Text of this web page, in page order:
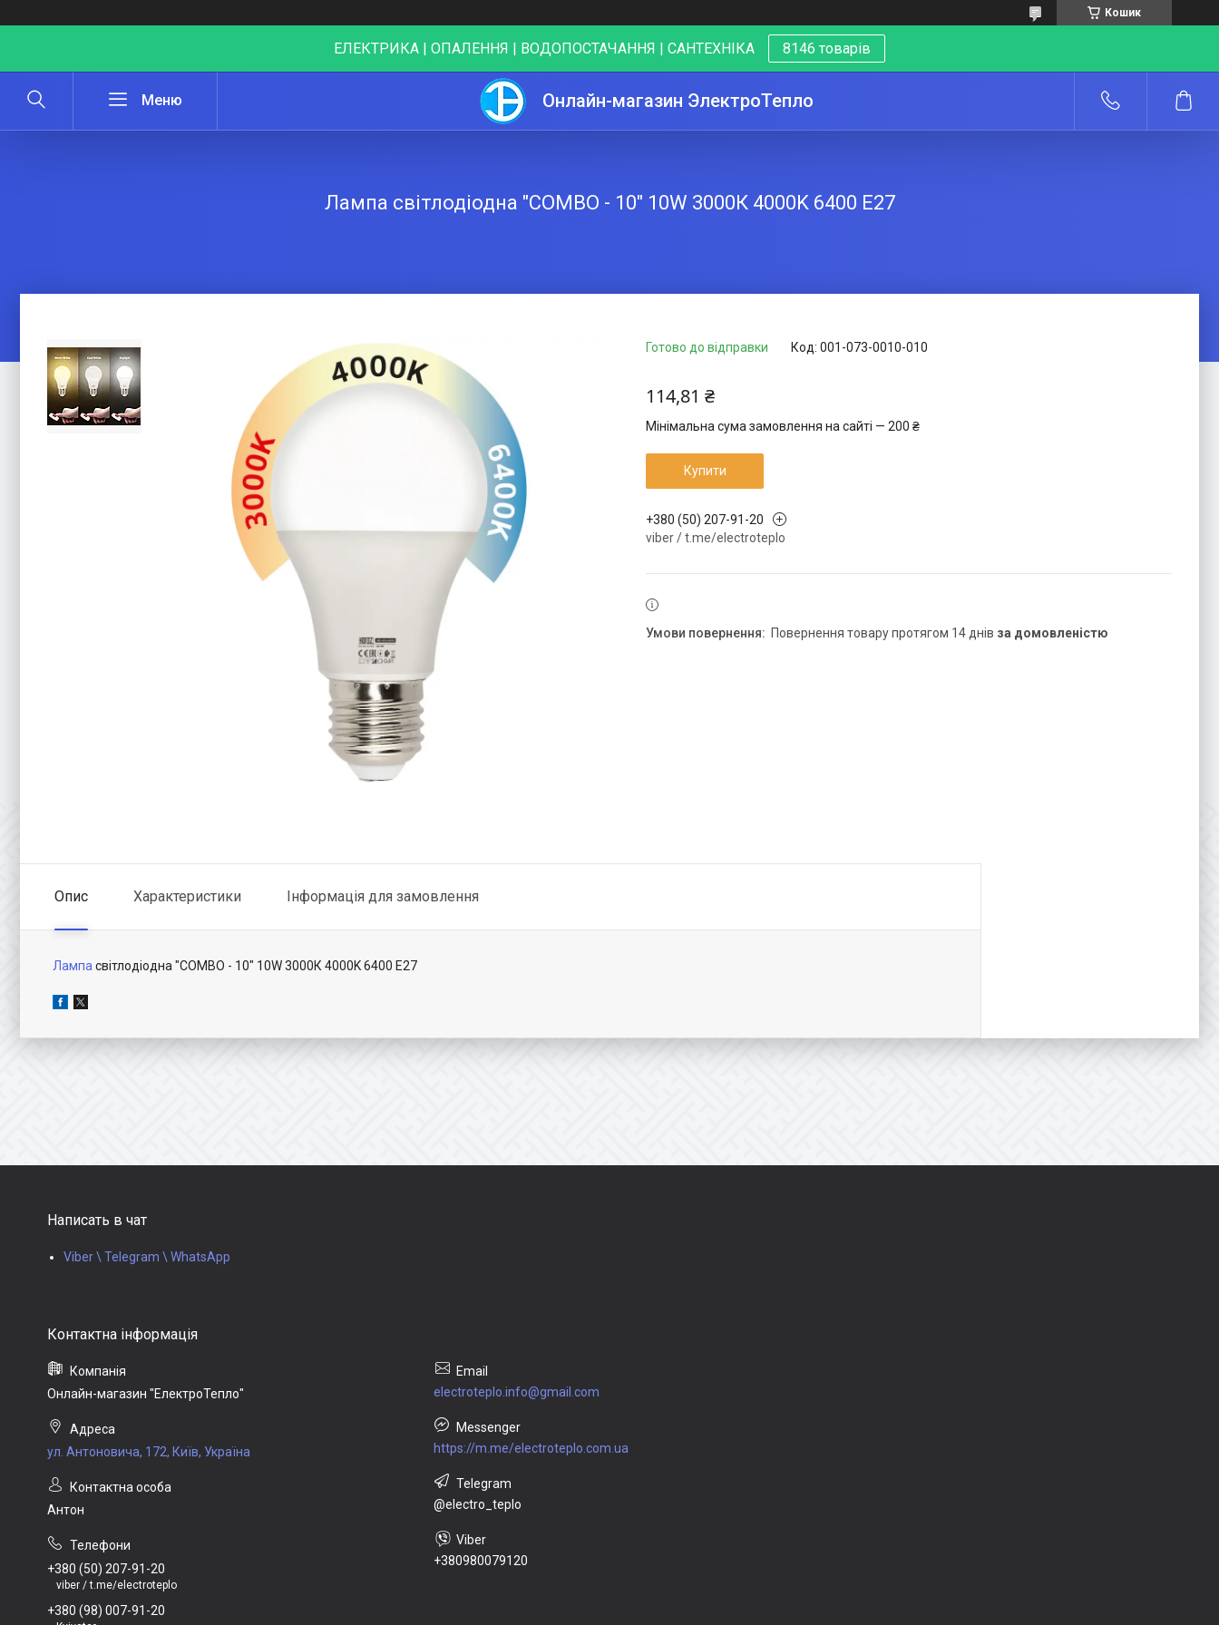
Кошик
ЕЛЕКТРИКА | ОПАЛЕННЯ | ВОДОПОСТАЧАННЯ | САНТЕХНІКА 8146 товарів
Онлайн-магазин ЭлектроТепло
Лампа світлодіодна "COMBO - 10" 10W 3000К 4000K 6400 E27
Готово до відправки Код: 001-073-0010-010
114,81 ₴
Мінімальна сума замовлення на сайті — 200 ₴
Купити
+380 (50) 207-91-20
viber / t.me/electroteplo
повернення товару протягом 14 днів за домовленістю
Опис Характеристики Інформація для замовлення
Лампа світлодіодна "COMBO - 10" 10W 3000К 4000K 6400 E27
Написать в чат
Viber \ Telegram \ WhatsApp
Онлайн-магазин "ЕлектроТепло"
ул. Антоновича, 172, Київ, Україна
Антон
+380 (50) 207-91-20
viber / t.me/electroteplo
+380 (98) 007-91-20
electroteplo.info@gmail.com
https://m.me/electroteplo.com.ua
@electro_teplo
+380980079120